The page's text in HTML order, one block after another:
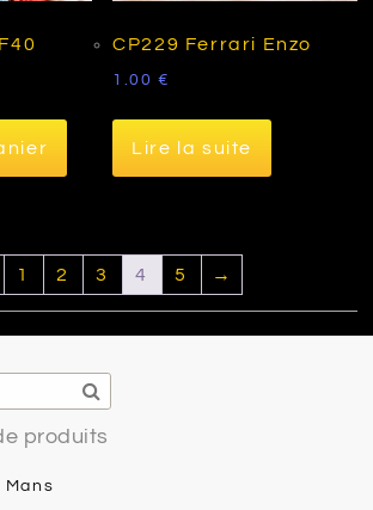
CP229 Ferrari Enzo
1.00€
Lire la suite
1 2 3 4 5 →
produits